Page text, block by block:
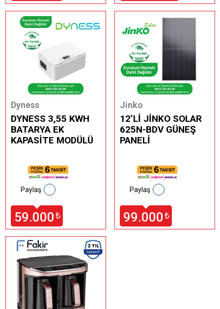
Dyness
DYNESS 3,55 KWH
BATARYA EK
KAPASİTE MODÜLÜ
59.000 ₺
Paylaş
Jinko
12’Lİ JİNKO SOLAR
625N-BDV GÜNEŞ
PANELİ
99.000 ₺
Paylaş